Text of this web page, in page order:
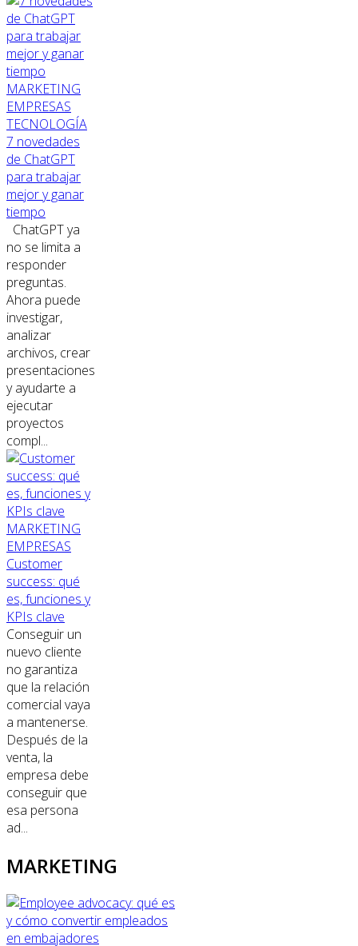
MARKETING
EMPRESAS
TECNOLOGÍA
7 novedades
de ChatGPT
para trabajar
mejor y ganar
tiempo
ChatGPT ya
no se limita a
responder
preguntas.
Ahora puede
investigar,
analizar
archivos, crear
presentaciones
y ayudarte a
ejecutar
proyectos
compl...
MARKETING
EMPRESAS
Customer
success: qué
es, funciones y
KPIs clave
Conseguir un
nuevo cliente
no garantiza
que la relación
comercial vaya
a mantenerse.
Después de la
venta, la
empresa debe
conseguir que
esa persona
ad...
MARKETING